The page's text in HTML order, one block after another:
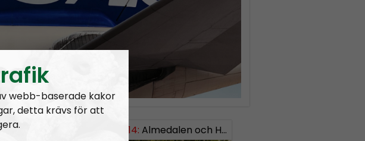
prepping SWISH: 0738958452
RN DIREKT#414: Almedalen och Hübinettes fall
webb-baserade kakor
detta krävs för att